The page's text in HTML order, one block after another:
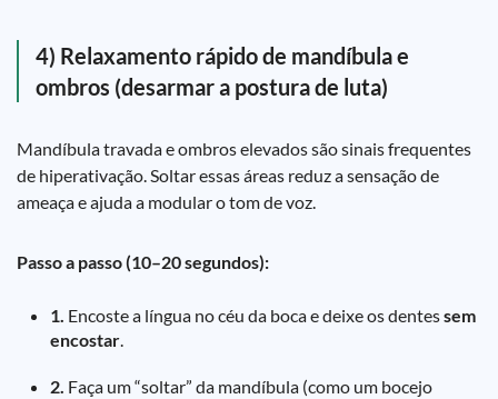
4) Relaxamento rápido de mandíbula e
ombros (desarmar a postura de luta)
Mandíbula travada e ombros elevados são sinais frequentes
de hiperativação. Soltar essas áreas reduz a sensação de
ameaça e ajuda a modular o tom de voz.
Passo a passo (10–20 segundos):
1. Encoste a língua no céu da boca e deixe os dentessem
encostar.
2. Faça um “soltar” da mandíbula (como um bocejo